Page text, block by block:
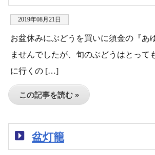
2019年08月21日
お盆休みにぶどうを買いに須金の『あ
ませんでしたが、旬のぶどうはとって
に行くの […]
この記事を読む »
盆灯籠